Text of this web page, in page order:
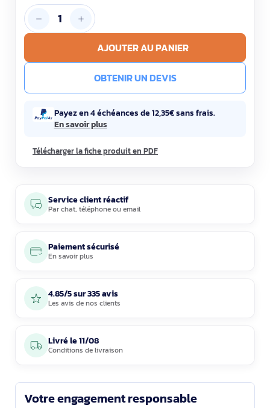
AJOUTER AU PANIER
OBTENIR UN DEVIS
Payez en 4 échéances de 12,35€ sans frais.
En savoir plus
Télécharger la fiche produit en PDF
Service client réactif
Parchat, téléphoneouemail
Paiement sécurisé
En savoir plus
4.85/5 sur 335 avis
Les avis de nos clients
Livré le11/08
Conditions de livraison
Votre engagement responsable